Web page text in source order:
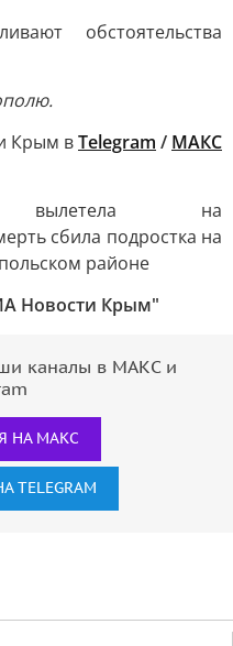
обстоятельства
Крым вTelegram / МАКС
Новости Крым"
каналы в МАКС и
НА МАКС
TELEGRAM